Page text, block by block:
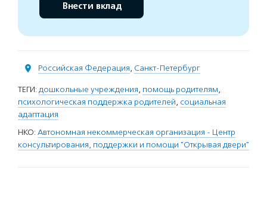
Внести вклад
Российская Федерация, Санкт-Петербург
ТЕГИ: дошкольные учреждения, помощь родителям,
психологическая поддержка родителей, социальная
адаптация
НКО: Автономная некоммерческая организация - Центр
консультирования, поддержки и помощи "Открывая двери"